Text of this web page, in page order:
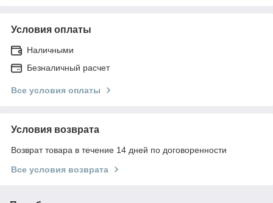
Условия оплаты
Наличными
Безналичный расчет
Все условия оплаты
Условия возврата
Возврат товара в течение 14 дней по договоренности
Все условия возврата